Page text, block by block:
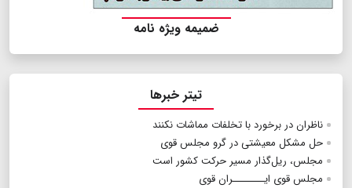
ضمیمه ویژه نامه
تیتر خبرها
ناظران در برخورد با تخلفات مماشات نکنند
حل مشکل معیشتی در گرو مجلس قوی
مجلس، ریل‌گذار مسیر حرکت کشور است
مجلس قوی ایــــــــران قوی